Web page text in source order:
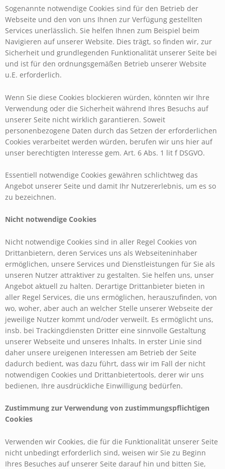
Sogenannte notwendige Cookies sind für den Betrieb der
Webseite und den von uns Ihnen zur Verfügung gestellten
Services unerlässlich. Sie helfen Ihnen zum Beispiel beim
Navigieren auf unserer Website. Dies trägt, so finden wir, zur
Sicherheit und grundlegenden Funktionalität unserer Seite bei
und ist für den ordnungsgemäßen Betrieb unserer Website
u.E. erforderlich.
Wenn Sie diese Cookies blockieren würden, könnten wir Ihre
Verwendung oder die Sicherheit während Ihres Besuchs auf
unserer Seite nicht wirklich garantieren. Soweit
personenbezogene Daten durch das Setzen der erforderlichen
Cookies verarbeitet werden würden, berufen wir uns hier auf
unser berechtigten Interesse gem. Art. 6 Abs. 1 lit f DSGVO.
Essentiell notwendige Cookies gewähren schlichtweg das
Angebot unserer Seite und damit Ihr Nutzererlebnis, um es so
zu bezeichnen.
Nicht notwendige Cookies
Nicht notwendige Cookies sind in aller Regel Cookies von
Drittanbietern, deren Services uns als Webseiteninhaber
ermöglichen, unsere Services und Dienstleistungen für Sie als
unseren Nutzer attraktiver zu gestalten. Sie helfen uns, unser
Angebot aktuell zu halten. Derartige Drittanbieter bieten in
aller Regel Services, die uns ermöglichen, herauszufinden, von
wo, woher, aber auch an welcher Stelle unserer Webseite der
jeweilige Nutzer kommt und/oder verweilt. Es ermöglicht uns,
insb. bei Trackingdiensten Dritter eine sinnvolle Gestaltung
unserer Webseite und unseres Inhalts. In erster Linie sind
daher unsere ureigenen Interessen am Betrieb der Seite
dadurch bedient, was dazu führt, dass wir im Fall der nicht
notwendigen Cookies und Drittanbietertools, derer wir uns
bedienen, Ihre ausdrückliche Einwilligung bedürfen.
Zustimmung zur Verwendung von zustimmungspflichtigen
Cookies
Verwenden wir Cookies, die für die Funktionalität unserer Seite
nicht unbedingt erforderlich sind, weisen wir Sie zu Beginn
Ihres Besuches auf unserer Seite darauf hin und bitten Sie,